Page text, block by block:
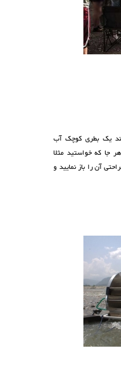
یک بطری کوچک آب
جا که خواستید مثلا
آن را باز نمایید و